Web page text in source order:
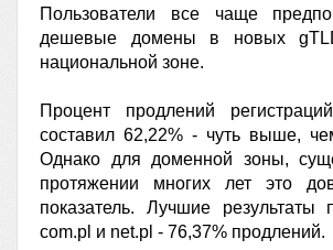
Пользователи все чаще
дешевые домены в новых
национальной зоне.
Процент продлений
составил 62,22% - чуть выше,
Однако для доменной зоны,
протяжении многих лет это
показатель. Лучшие результаты
com.pl и net.pl - 76,37% продлений.